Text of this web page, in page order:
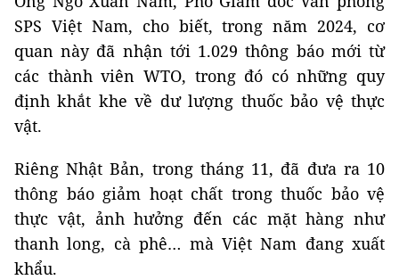
SPS Việt Nam, cho biết, trong năm 2024, cơ
quan này đã nhận tới 1.029 thông báo mới từ
các thành viên WTO, trong đó có những quy
định khắt khe về dư lượng thuốc bảo vệ thực
vật.
Riêng Nhật Bản, trong tháng 11, đã đưa ra 10
thông báo giảm hoạt chất trong thuốc bảo vệ
thực vật, ảnh hưởng đến các mặt hàng như
thanh long, cà phê… mà Việt Nam đang xuất
khẩu.